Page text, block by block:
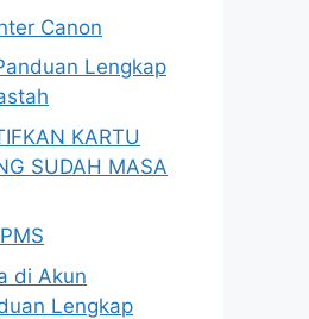
Canon
Lengkap
KARTU
SUDAH MASA
di Akun
Lengkap